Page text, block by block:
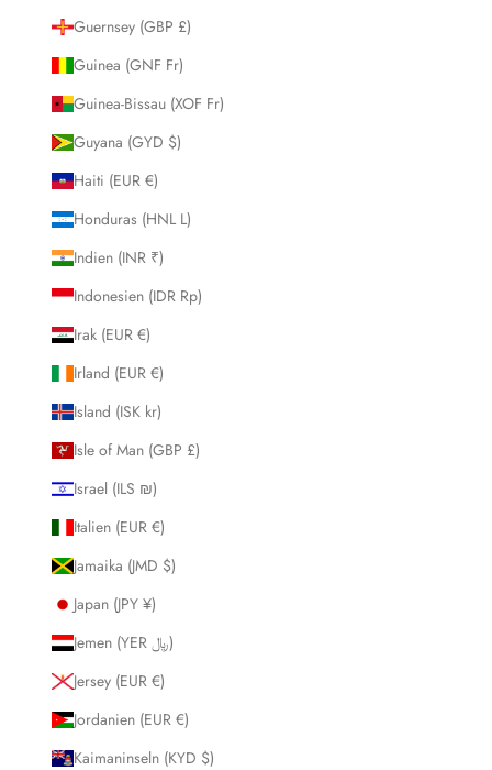
Guernsey (GBP £)
Guinea (GNF Fr)
Guinea-Bissau (XOF Fr)
Guyana (GYD $)
Haiti (EUR €)
Honduras (HNL L)
Indien (INR ₹)
Indonesien (IDR Rp)
Irak (EUR €)
Irland (EUR €)
Island (ISK kr)
Isle of Man (GBP £)
Israel (ILS ₪)
Italien (EUR €)
Jamaika (JMD $)
Japan (JPY ¥)
Jemen (YER ﷼)
Jersey (EUR €)
Jordanien (EUR €)
Kaimaninseln (KYD $)